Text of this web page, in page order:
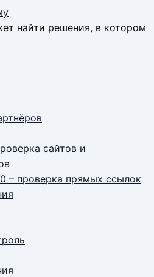
найти решения, в котором
сайтов и
– проверка прямых ссылок